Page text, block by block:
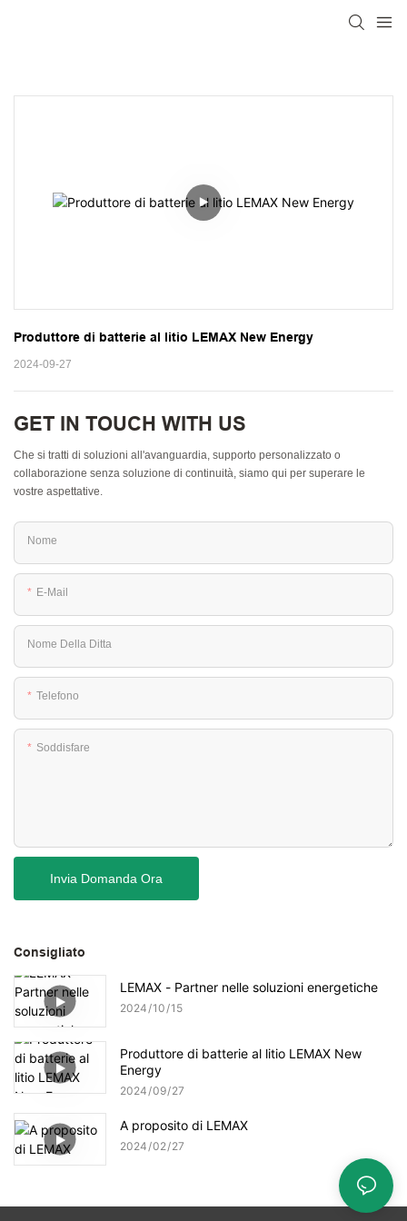
Produttore di batterie al litio LEMAX New Energy
2024-09-27
GET IN TOUCH WITH US
Che si tratti di soluzioni all'avanguardia, supporto personalizzato o
collaborazione senza soluzione di continuità, siamo qui per superare le
vostre aspettative.
Nome
E-Mail
Nome Della Ditta
Telefono
Soddisfare
Invia Domanda Ora
Consigliato
LEMAX - Partner nelle soluzioni energetiche
2024 10 15
Produttore di batterie al litio LEMAX New
Energy
2024 09 27
A proposito di LEMAX
2024 02 27